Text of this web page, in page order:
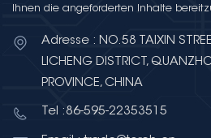
Ihnen die angeforderten Inhalte
Adresse : NO.58 TAIXIN
LICHENG DISTRICT,
PROVINCE, CHINA
Tel :86-595-22353515